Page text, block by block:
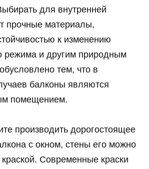
для внутренней
прочные материалы,
к изменению
режима и другим природным
тем, что в
балконы являются
помещением.
производить дорогостоящее
с окном, стены его можно
краской. Современные краски